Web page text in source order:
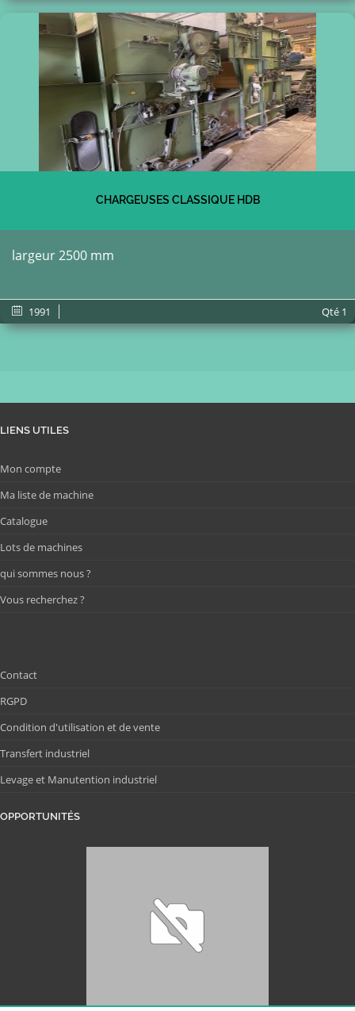
CHARGEUSES CLASSIQUE HDB
largeur 2500 mm
1991 Qté 1
LIENS UTILES
Mon compte
Ma liste de machine
Catalogue
Lots de machines
qui sommes nous ?
Vous recherchez ?
Contact
RGPD
Condition d'utilisation et de vente
Transfert industriel
Levage et Manutention industriel
OPPORTUNITÉS